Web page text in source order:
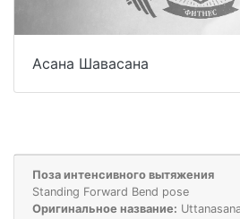
Асана Шавасана
Поза интенсивного вытяжения
Standing Forward Bend pose
Оригинальное название: